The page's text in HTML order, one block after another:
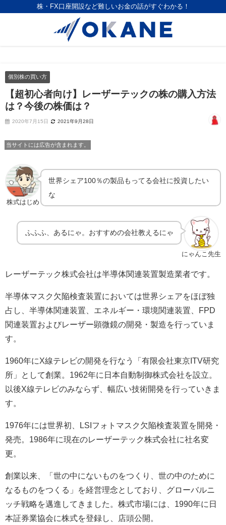
株・FX口座開設など難しいお金の話がすぐわかる！
個別株の買い方
【超初心者向け】レーザーテックの株の購入方法
は？今後の株価は？
2020年7月15日 2021年9月28日
当サイトには広告が含まれます。
株式はじめ
世界シェア100％の製品もってる会社に投資したい
な
にゃんこ先生
ふふふ、あるにゃ。おすすめの会社教えるにゃ
レーザーテック株式会社は半導体関連装置製造業者です。
半導体マスク欠陥検査装置においては世界シェアをほぼ独
占し、半導体関連装置、エネルギー・環境関連装置、
FPD
関連装置およびレーザー顕微鏡の開発・製造を行っていま
す。
1960年にX線テレビの開発を行なう「有限会社東京 ITV研究
所」として創業。 1962年に日本自動制御株式会社を設立。
以後X線テレビのみならず、幅広い技術開発を行っていきま
す。
1976年には世界初、 LSI フォトマスク欠陥検査装置を開発・
発売。 1986年に現在のレーザーテック株式会社に社名変
更。
創業以来、「世の中にないものをつくり、世の中のために
なるものをつくる」を経営理念としており、グローバルニ
ッチ戦略を邁進してきました。株式市場には、 1990年に日
本証券業協会に株式を登録し、店頭公開。